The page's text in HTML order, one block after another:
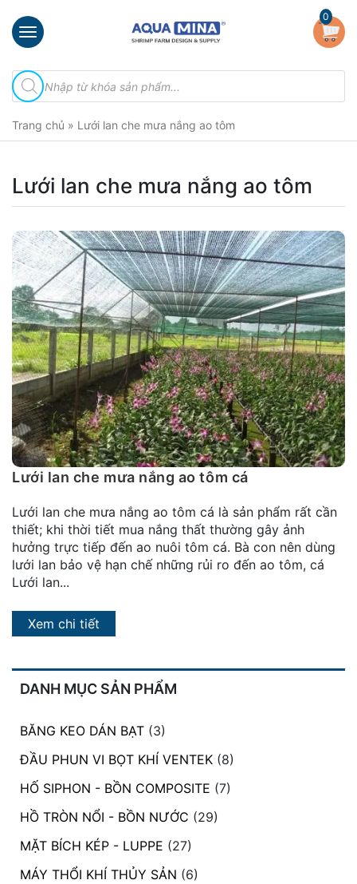
×
chủ
thiệu
phẩm
Đầu
Vi
Bọt
Khí
Ventek
Hướng
dẫn
lắp
đặt
Quy
định
Blog
chia
Liên
hệ
0
Tìm
kiếm
sản
Trang chủ » Lưới lan che mưa nắng ao tôm
DANH MỤC SẢN PHẨM
BĂNG KEO DÁN BẠT (3)
ĐẦU PHUN VI BỌT KHÍ VENTEK (8)
HỐ SIPHON - BỒN COMPOSITE (7)
HỒ TRÒN NỔI - BỒN NƯỚC (29)
MẶT BÍCH KÉP - LUPPE (27)
MÁY THỔI KHÍ THỦY SẢN (6)
Lưới lan che mưa nắng ao tôm
Lưới lan che mưa nắng ao tôm cá
Lưới lan che mưa nắng ao tôm cá là sản phẩm rất cần
thiết; khi thời tiết mua nắng thất thường gây ảnh
hưởng trực tiếp đến ao nuôi tôm cá. Bà con nên dùng
lưới lan bảo vệ hạn chế những rủi ro đến ao tôm, cá
Lưới lan...
Xem chi tiết